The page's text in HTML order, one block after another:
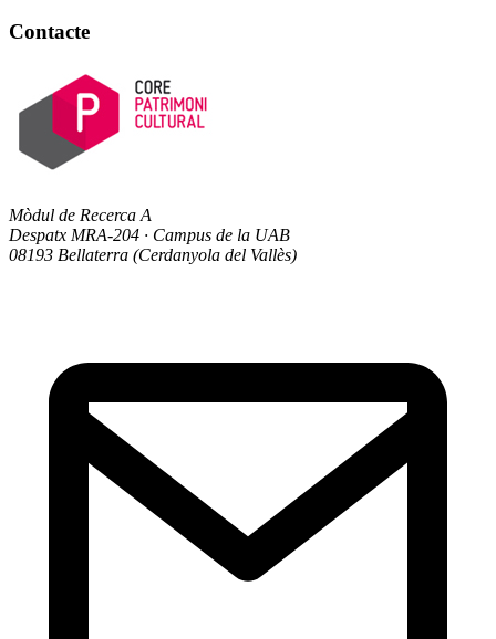
Contacte
Mòdul de Recerca A
Despatx MRA-204 · Campus de la UAB
08193 Bellaterra (Cerdanyola del Vallès)